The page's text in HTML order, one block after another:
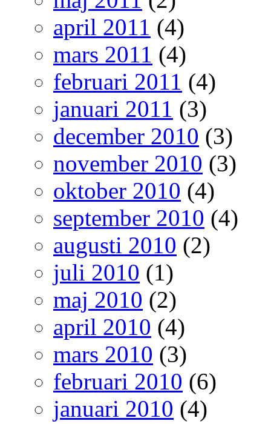
april 2011 (4)
mars 2011 (4)
februari 2011 (4)
januari 2011 (3)
december 2010 (3)
november 2010 (3)
oktober 2010 (4)
september 2010 (4)
augusti 2010 (2)
juli 2010 (1)
maj 2010 (2)
april 2010 (4)
mars 2010 (3)
februari 2010 (6)
januari 2010 (4)